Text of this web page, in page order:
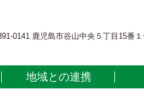
0141 鹿児島市谷山中央５丁目15番
地域との連携